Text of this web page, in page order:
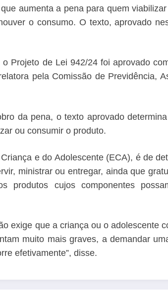
aumenta a pena para quem
o consumo. O texto, aprovado
Projeto de Lei 942/24 foi aprovado
pela Comissão de Previdência,
da pena, o texto aprovado
ou consumir o produto.
e do Adolescente (ECA), é de
ministrar ou entregar, ainda que
produtos cujos componentes
exige que a criança ou o adolescente
muito mais graves, a demandar
efetivamente”, disse.